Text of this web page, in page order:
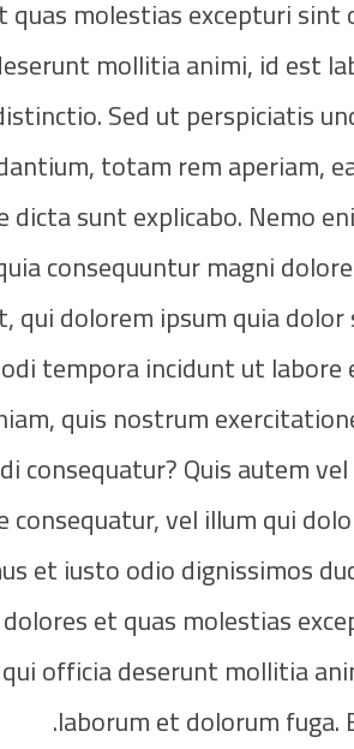
molestias excepturi sint
mollitia animi, id est
Sed ut perspiciatis
totam rem aperiam,
sunt explicabo. Nemo
consequuntur magni
qui dolorem ipsum quia
tempora incidunt ut
quis nostrum
consequatur? Quis autem
vel illum qui
et iusto odio dignissimos
et quas molestias
officia deserunt mollitia
laborum et dolorum fuga.